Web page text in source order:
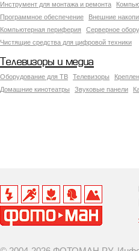
Инструмент для монтажа и ремонта
Программное обеспечение
Внешние
Компьютерная периферия
Серверное
Чистящие средства для цифровой техники
Телевизоры и медиа
Оборудование для ТВ Телевизоры
Домашние кинотеатры
Звуковые панели